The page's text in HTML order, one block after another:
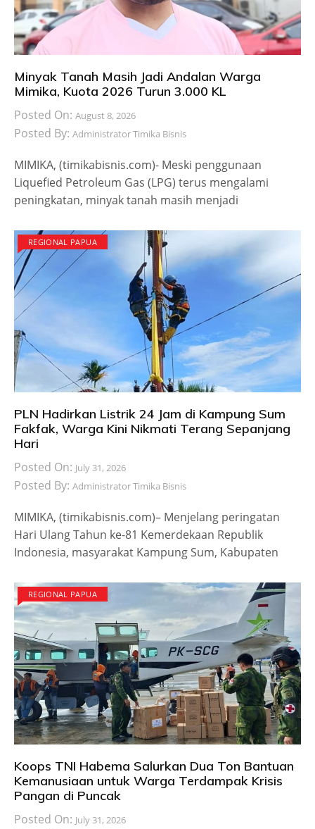
Minyak Tanah Masih Jadi Andalan Warga
Mimika, Kuota 2026 Turun 3.000 KL
Posted On: August 8, 2026
Posted By: Administrator Timika Bisnis
MIMIKA, (timikabisnis.com)- Meski penggunaan
Liquefied Petroleum Gas (LPG) terus mengalami
peningkatan, minyak tanah masih menjadi
REGIONAL PAPUA
PLN Hadirkan Listrik 24 Jam di Kampung Sum
Fakfak, Warga Kini Nikmati Terang Sepanjang
Hari
Posted On: July 31, 2026
Posted By: Administrator Timika Bisnis
MIMIKA, (timikabisnis.com)– Menjelang peringatan
Hari Ulang Tahun ke-81 Kemerdekaan Republik
Indonesia, masyarakat Kampung Sum, Kabupaten
REGIONAL PAPUA
Koops TNI Habema Salurkan Dua Ton Bantuan
Kemanusiaan untuk Warga Terdampak Krisis
Pangan di Puncak
Posted On: July 31, 2026